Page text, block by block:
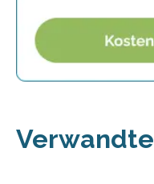
Verwandte